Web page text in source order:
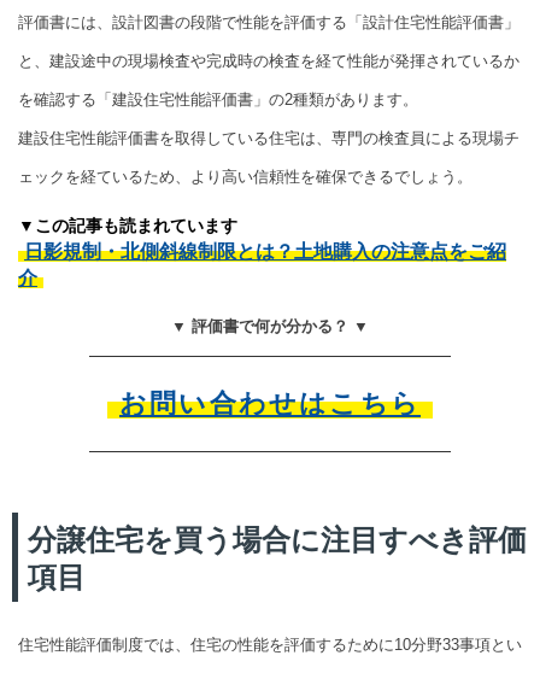
評価書には、設計図書の段階で性能を評価する「設計住宅性能評価書」
と、建設途中の現場検査や完成時の検査を経て性能が発揮されているか
を確認する「建設住宅性能評価書」の2種類があります。
建設住宅性能評価書を取得している住宅は、専門の検査員による現場チ
ェックを経ているため、より高い信頼性を確保できるでしょう。
▼この記事も読まれています
日影規制・北側斜線制限とは？土地購入の注意点をご紹
介
▼ 評価書で何が分かる？ ▼
お問い合わせはこちら
分譲住宅を買う場合に注目すべき評価
項目
住宅性能評価制度では、住宅の性能を評価するために10分野33事項とい